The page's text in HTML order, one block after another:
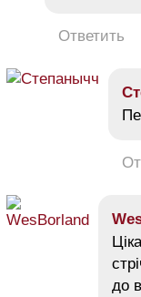
Ответить
до